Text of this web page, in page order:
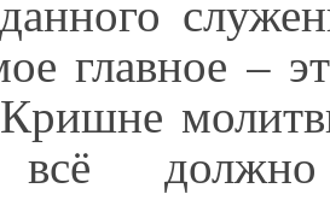
главное –
должно